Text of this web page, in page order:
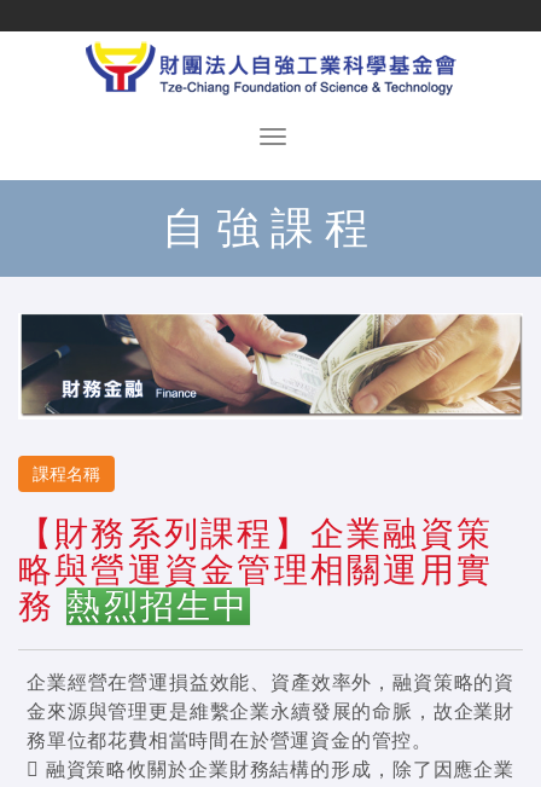
自強課程
課程名稱
【財務系列課程】企業融資策
略與營運資金管理相關運用實
務 熱烈招生中
企業經營在營運損益效能、資產效率外，融資策略的資
金來源與管理更是維繫企業永續發展的命脈，故企業財
務單位都花費相當時間在於營運資金的管控。
 融資策略攸關於企業財務結構的形成，除了因應企業